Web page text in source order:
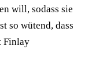
will, sodass sie
so wütend, dass
Finlay